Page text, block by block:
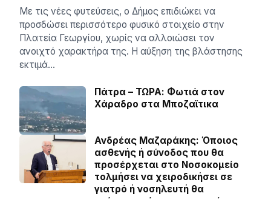
Με τις νέες φυτεύσεις, ο Δήμος επιδιώκει να
προσδώσει περισσότερο φυσικό στοιχείο στην
Πλατεία Γεωργίου, χωρίς να αλλοιώσει τον
ανοιχτό χαρακτήρα της. Η αύξηση της βλάστησης
εκτιμά…
Πάτρα – ΤΩΡΑ: Φωτιά στον
Χάραδρο στα Μποζαϊτικα
Ανδρέας Μαζαράκης: Όποιος
ασθενής ή σύνοδος που θα
προσέρχεται στο Νοσοκομείο
τολμήσει να χειροδικήσει σε
γιατρό ή νοσηλευτή θα